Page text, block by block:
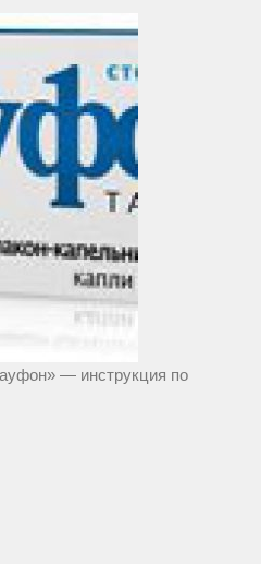
— инструкция по